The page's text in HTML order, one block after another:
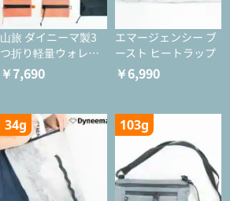
山旅 ダイニーマ製3
つ折り軽量ウォレッ
ト
￥7,690
エマージェンシー ブ
ースト ヒートラップ
￥6,990
34g 103g